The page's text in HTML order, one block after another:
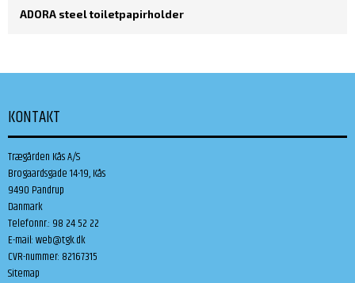
ADORA steel toiletpapirholder
KONTAKT
Trægården Kås A/S
Brogaardsgade 14-19, Kås
9490 Pandrup
Danmark
Telefonnr.: 98 24 52 22
E-mail:web@tgk.dk
CVR-nummer: 82167315
Sitemap